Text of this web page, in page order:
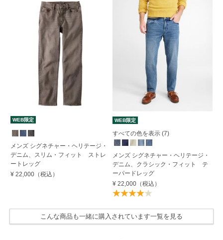
WEB限定
メンズ シグネチャー・ヘリテージ・
デニム、スリム・フィット ストレ
ートレッグ
¥ 22,000（税込）
WEB限定
すべての色を表示 (7)
メンズ シグネチャー・ヘリテージ・
デニム、クラシック・フィット テ
ーパードレッグ
¥ 22,000 （税込）
こんな商品も一緒に購入されています一覧を見る